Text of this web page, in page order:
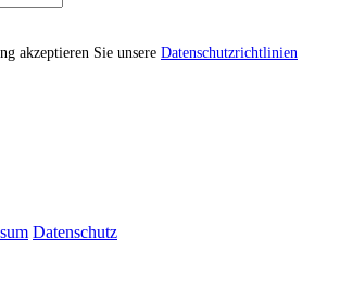
akzeptieren Sie unsere Datenschutzrichtlinien
Datenschutz